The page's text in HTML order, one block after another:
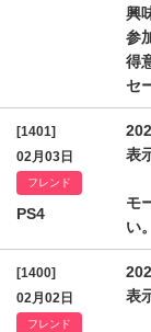
興
参
得
セ
[1401]
02月03日
フレンド
PS4
表
モ
い
[1400]
02月02日
フレンド
表